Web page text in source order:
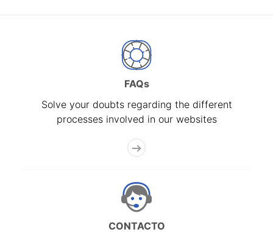
FAQs
Solve your doubts regarding the different
processes involved in our websites
CONTACTO